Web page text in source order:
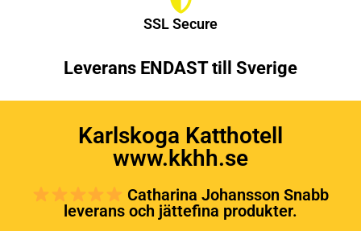
SSL Secure
Leverans ENDAST till Sverige
Karlskoga Katthotell
www.kkhh.se
Catharina Johansson Snabb
leverans och jättefina produkter.